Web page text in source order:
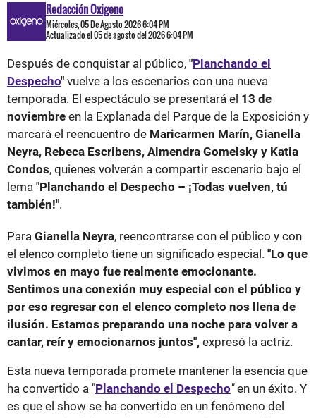
Redacción Oxigeno
Miércoles, 05 De Agosto 2026 6:04 PM
Actualizado el 05 de agosto del 2026 6:04 PM
Después de conquistar al público, "Planchando el
Despecho" vuelve a los escenarios con una nueva
temporada. El espectáculo se presentará el 13 de
noviembre en la Explanada del Parque de la Exposición y
marcará el reencuentro de Maricarmen Marín, Gianella
Neyra, Rebeca Escribens, Almendra Gomelsky y Katia
Condos, quienes volverán a compartir escenario bajo el
lema "Planchando el Despecho – ¡Todas vuelven, tú
también!".
Para Gianella Neyra, reencontrarse con el público y con
el elenco completo tiene un significado especial. "Lo que
vivimos en mayo fue realmente emocionante.
Sentimos una conexión muy especial con el público y
por eso regresar con el elenco completo nos llena de
ilusión. Estamos preparando una noche para volver a
cantar, reír y emocionarnos juntos", expresó la actriz.
Esta nueva temporada promete mantener la esencia que
ha convertido a "Planchando el Despecho"en un éxito. Y
es que el show se ha convertido en un fenómeno del